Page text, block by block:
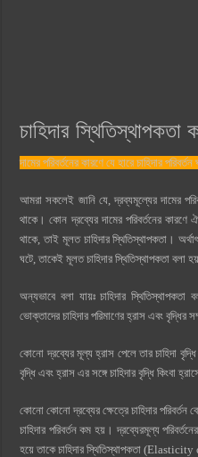
চাহিদার স্থিতিস্থাপকতা
দামের পরিবর্তনের কারণে যে হারে চাহিদার
আমরা সকলেই জানি যে, দ্রব্যমূল্যের দামের
থাকে। কোন দ্রব্যের দামের পরিবর্তনের কারণে ঐ
থাকে, তাই মূলত চাহিদার স্থিতিস্থাপকতা। অর্থাৎ
ঘটে, তাকেই মূলত চাহিদার স্থিতিস্থাপকতা বলা
অন্যভাবে বলা যায়ঃ চাহিদার
ভোক্তাদের চাহিদার পরিমাণের হ্রাস এবং বৃদ্ধির
কোনো দ্রব্যের মূল্য হ্রাস পেলে তার চাহিদা
বৃদ্ধি এবং হ্রাস এর সঙ্গে চাহিদার বৃদ্ধি কিংবা
কোনো কোনো দ্রব্যের ক্ষেত্রে চাহিদার
চাহিদার পরিবর্তন কম হয়। দ্রব্যেরমূল্য
হয়ে তাকে চাহিদার স্থিতিস্থাপকতা